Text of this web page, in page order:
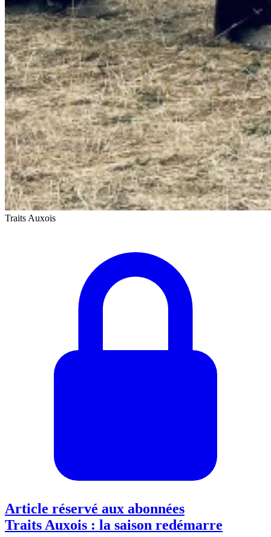
Traits Auxois
Article réservé aux abonnées
Traits Auxois : la saison redémarre